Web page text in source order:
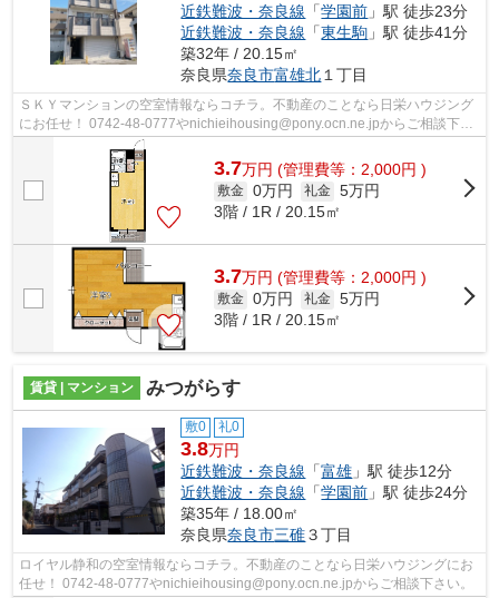
近鉄難波・奈良線 「学園前 」駅 徒歩23分
近鉄難波・奈良線 「東生駒 」駅 徒歩41分
築32年 / 20.15㎡
奈良県奈良市富雄北 １丁目
ＳＫＹマンションの空室情報ならコチラ。不動産のことなら日栄ハウジング
にお任せ！ 0742-48-0777やnichieihousing@pony.ocn.ne.jpからご相談下さ
い。
3.7万円 (管理費等：2,000円 )
敷金 0万円 礼金 5万円
3階 / 1R / 20.15㎡
3.7万円 (管理費等：2,000円 )
敷金 0万円 礼金 5万円
3階 / 1R / 20.15㎡
賃貸 | マンション みつがらす
敷0 礼0
3.8万円
近鉄難波・奈良線 「富雄 」駅 徒歩12分
近鉄難波・奈良線 「学園前 」駅 徒歩24分
築35年 / 18.00㎡
奈良県奈良市三碓３丁目
ロイヤル静和の空室情報ならコチラ。不動産のことなら日栄ハウジングにお
任せ！ 0742-48-0777やnichieihousing@pony.ocn.ne.jpからご相談下さい。